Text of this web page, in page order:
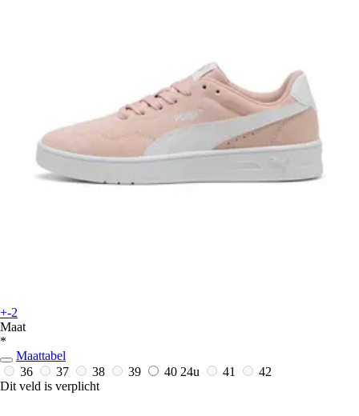
+-2
Maat
*
Maattabel
36
37 38 39 40 24u 41
42
Dit veld is verplicht